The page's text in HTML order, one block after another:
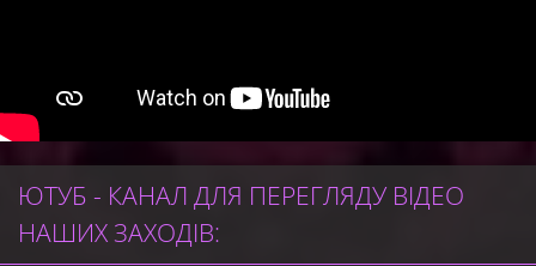
ЮТУБ - КАНАЛ ДЛЯ ПЕРЕГЛЯДУ ВІДЕО
НАШИХ ЗАХОДІВ: